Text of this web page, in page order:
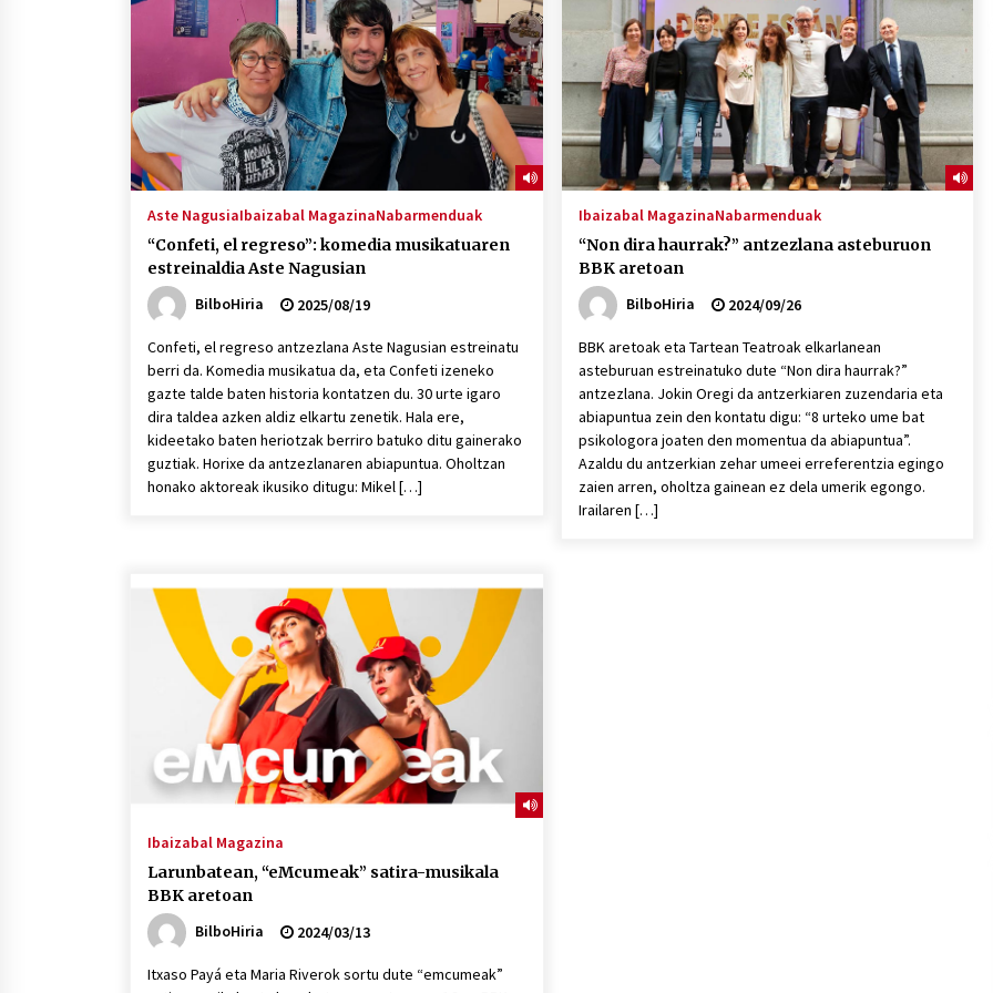
protagonista
2026/07/16
POTTO: San Pedro jaietako bertso-
saioa
2026/07/09
Larunbatean Plentziako Itsas
Martxa ospatuko da
2026/07/07
Auritz Iñurrietaren margoak
ikusgai Uribitarte40 aretoan
SOINUGELA: Paul McCartney eta
Ringo Starr-en lan berriak
2026/07/03
Aste NagusiaIbaizabal MagazinaNabarmenduak
“Confeti, el regreso”: komedia musikatuaren
estreinaldia Aste Nagusian
BilboHiria
2025/08/19
Confeti, el regreso antzezlana Aste Nagusian estreinatu
berri da. Komedia musikatua da, eta Confeti izeneko
gazte talde baten historia kontatzen du. 30 urte igaro
dira taldea azken aldiz elkartu zenetik. Hala ere,
kideetako baten heriotzak berriro batuko ditu gainerako
guztiak. Horixe da antzezlanaren abiapuntua. Oholtzan
honako aktoreak ikusiko ditugu: Mikel […]
Ibaizabal MagazinaNabarmenduak
“Non dira haurrak?” antzezlana asteburuon
BBK aretoan
BilboHiria
2024/09/26
BBK aretoak eta Tartean Teatroak elkarlanean
asteburuan estreinatuko dute “Non dira haurrak?”
antzezlana. Jokin Oregi da antzerkiaren zuzendaria eta
abiapuntua zein den kontatu digu: “8 urteko ume bat
psikologora joaten den momentua da abiapuntua”.
Azaldu du antzerkian zehar umeei erreferentzia egingo
zaien arren, oholtza gainean ez dela umerik egongo.
Irailaren […]
Ibaizabal Magazina
Larunbatean, “eMcumeak” satira-musikala
BBK aretoan
BilboHiria
2024/03/13
Itxaso Payá eta Maria Riverok sortu dute “emcumeak”